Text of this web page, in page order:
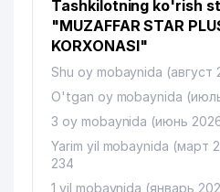
Tashkilotning ko'rish
"MUZAFFAR STAR
KORXONASI"
Shu oy mobaynida (август
O'tgan oy mobaynida
3 oy mobaynida (июнь
Yarim yil mobaynida (март
234
1 yil mobaynida (январь